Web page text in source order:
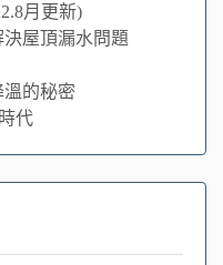
月更新)
屋頂漏水問題
的秘密
代